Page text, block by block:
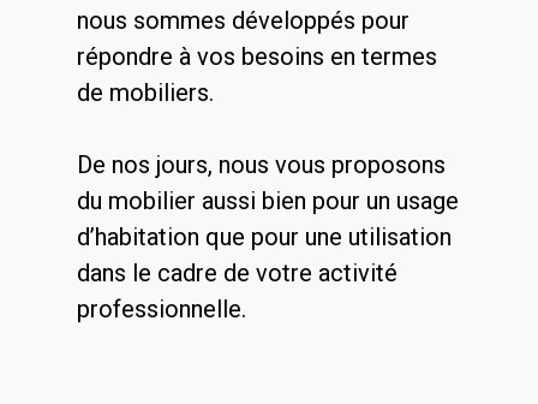
nous sommes développés pour
répondre à vos besoins en termes
de mobiliers.
De nos jours, nous vous proposons
du mobilier aussi bien pour un usage
d’habitation que pour une utilisation
dans le cadre de votre activité
professionnelle.